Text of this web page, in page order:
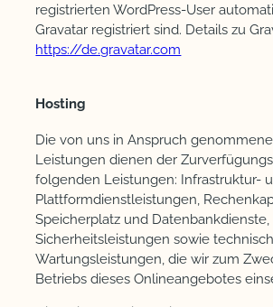
registrierten WordPress-User
Gravatar registriert sind. Details zu
https://de.gravatar.com
Hosting
Die von uns in Anspruch
Leistungen dienen der
folgenden Leistungen: Infrastruktur-
Plattformdienstleistungen,
Speicherplatz und Datenbankdienste,
Sicherheitsleistungen sowie
Wartungsleistungen, die wir zum
Betriebs dieses Onlineangebotes